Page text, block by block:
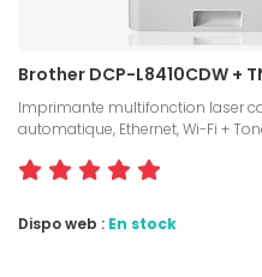
Brother DCP-L8410CDW +
Imprimante multifonction laser
automatique, Ethernet, Wi-Fi +
Dispo web : En stock